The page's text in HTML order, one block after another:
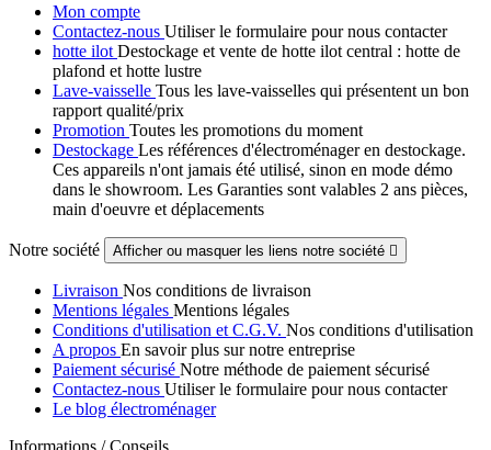
Mon compte
Contactez-nous Utiliser le formulaire pour nous contacter
hotte ilot Destockage et vente de hotte ilot central : hotte de
plafond et hotte lustre
Lave-vaisselle Tous les lave-vaisselles qui présentent un bon
rapport qualité/prix
Promotion Toutes les promotions du moment
Destockage Les références d'électroménager en destockage.
Ces appareils n'ont jamais été utilisé, sinon en mode démo
dans le showroom. Les Garanties sont valables 2 ans pièces,
main d'oeuvre et déplacements
Notre société Afficher ou masquer les liens notre société 
Livraison Nos conditions de livraison
Mentions légales Mentions légales
Conditions d'utilisation et C.G.V. Nos conditions d'utilisation
A propos En savoir plus sur notre entreprise
Paiement sécurisé Notre méthode de paiement sécurisé
Contactez-nous Utiliser le formulaire pour nous contacter
Le blog électroménager
Informations / Conseils